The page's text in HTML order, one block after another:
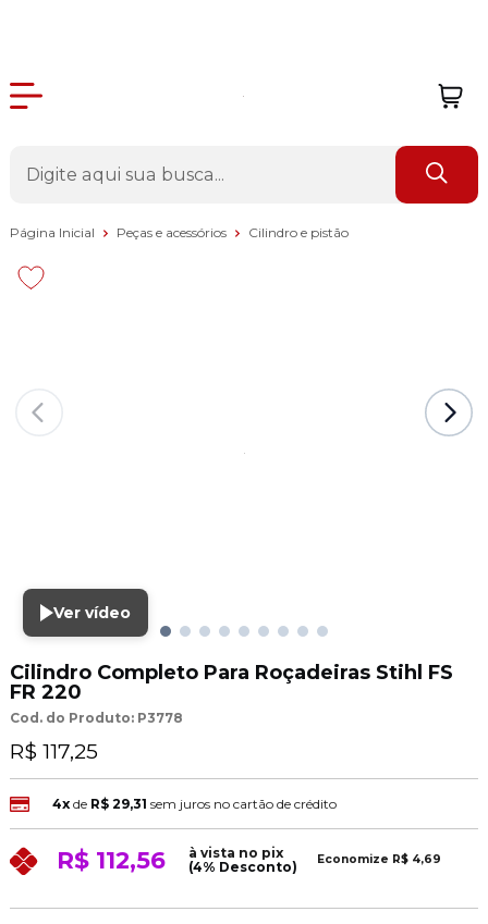
Página Inicial Peças e acessórios Cilindro e pistão
Ver vídeo
Cilindro Completo Para Roçadeiras Stihl FS
FR 220
Cod. do Produto: P3778
R$ 117,25
4xde R$ 29,31 sem juros no cartão de crédito
R$ 112,56
à vista no pix
(4% Desconto)
Economize R$ 4,69